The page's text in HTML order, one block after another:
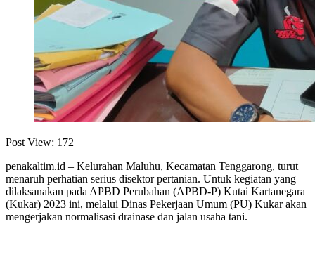
Post View: 172
penakaltim.id – Kelurahan Maluhu, Kecamatan Tenggarong, turut
menaruh perhatian serius disektor pertanian. Untuk kegiatan yang
dilaksanakan pada APBD Perubahan (APBD-P) Kutai Kartanegara
(Kukar) 2023 ini, melalui Dinas Pekerjaan Umum (PU) Kukar akan
mengerjakan normalisasi drainase dan jalan usaha tani.